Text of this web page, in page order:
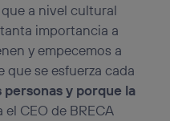
a nivel cultural
importancia a
y empecemos a
que se esfuerza cada
personas y porque la
el CEO de BRECA